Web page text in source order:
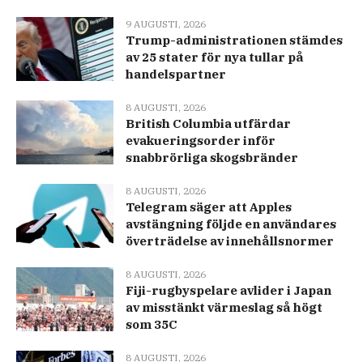
9 AUGUSTI, 2026
Trump-administrationen stämdes
av 25 stater för nya tullar på
handelspartner
8 AUGUSTI, 2026
British Columbia utfärdar
evakueringsorder inför
snabbrörliga skogsbränder
8 AUGUSTI, 2026
Telegram säger att Apples
avstängning följde en användares
överträdelse av innehållsnormer
8 AUGUSTI, 2026
Fiji-rugbyspelare avlider i Japan
av misstänkt värmeslag så högt
som 35C
8 AUGUSTI, 2026